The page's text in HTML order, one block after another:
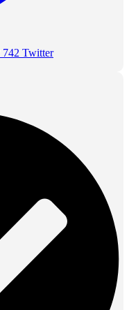
742 Twitter